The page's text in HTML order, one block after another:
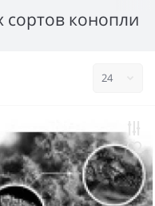
конопли